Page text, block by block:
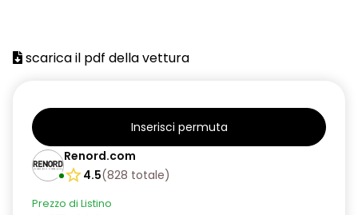
Climatizzatore automatico
Consolle centrale con vano portaoggetti + bracciolo
Controllo pressione pneumatici
Distance warning avviso distanza di sicurezza
scarica il pdf della vettura
Inserisci permuta
Renord.com
4.5(828 totale)
Prezzo di Listino